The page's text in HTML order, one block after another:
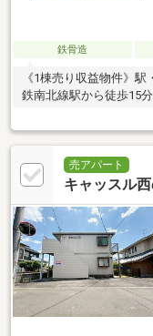
鉄骨造
《1棟売り収益物件》
鉄南北線駅から徒歩15
売アパート
キャッスル